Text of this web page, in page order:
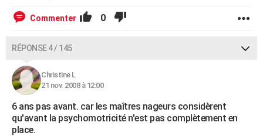
Commenter 0
RÉPONSE 4 / 145
Christine L
21 nov. 2008 à 12:00
6 ans pas avant. car les maîtres nageurs considèrent
qu'avant la psychomotricité n'est pas complètement en
place.